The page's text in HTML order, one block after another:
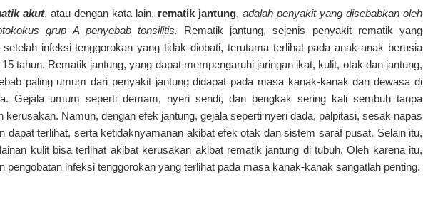
akut, atau dengan kata lain, rematik jantung, adalah penyakit yang disebabkan oleh
grup A penyebab tonsilitis. Rematik jantung, sejenis penyakit rematik yang
setelah infeksi tenggorokan yang tidak diobati, terutama terlihat pada anak-anak berusia
tahun. Rematik jantung, yang dapat mempengaruhi jaringan ikat, kulit, otak dan jantung,
paling umum dari penyakit jantung didapat pada masa kanak-kanak dan dewasa di
Gejala umum seperti demam, nyeri sendi, dan bengkak sering kali sembuh tanpa
kerusakan. Namun, dengan efek jantung, gejala seperti nyeri dada, palpitasi, sesak napas
dapat terlihat, serta ketidaknyamanan akibat efek otak dan sistem saraf pusat. Selain itu,
kulit bisa terlihat akibat kerusakan akibat rematik jantung di tubuh. Oleh karena itu,
pengobatan infeksi tenggorokan yang terlihat pada masa kanak-kanak sangatlah penting.